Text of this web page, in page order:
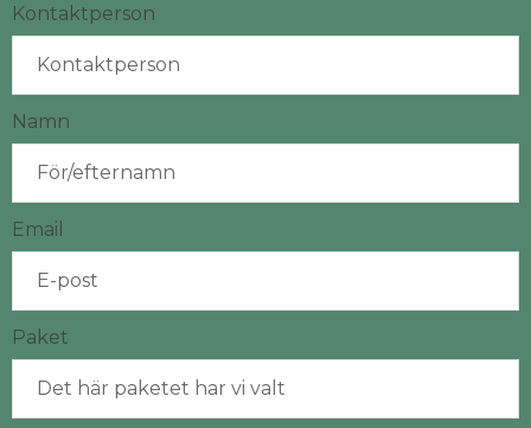
Kontaktperson
Namn
Email
Paket